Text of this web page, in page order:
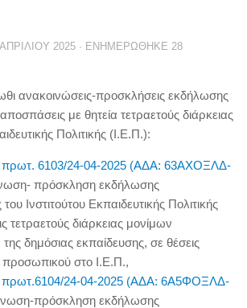
2025 · ΕΝΗΜΕΡΏΘΗΚΕ 28
ανακοινώσεις-προσκλήσεις εκδήλωσης
με θητεία τετραετούς διάρκειας
Πολιτικής (Ι.Ε.Π.):
πρωτ. 6103/24-04-2025 (ΑΔΑ: 63ΑΧΟΞΛΔ-
πρόσκληση εκδήλωσης
Ινστιτούτου Εκπαιδευτικής Πολιτικής
τετραετούς διάρκειας μονίμων
της δημόσιας εκπαίδευσης, σε θέσεις
προσωπικού στο Ι.Ε.Π.,
πρωτ.6104/24-04-2025 (ΑΔΑ: 6Α5ΦΟΞΛΔ-
πρόσκληση εκδήλωσης